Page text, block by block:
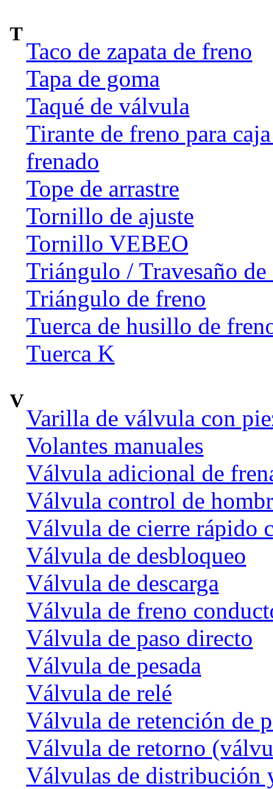
T
Taco de zapata de freno
Tapa de goma
Taqué de válvula
Tirante de freno para
frenado
Tope de arrastre
Tornillo de ajuste
Tornillo VEBEO
Triángulo / Travesaño de
Triángulo de freno
Tuerca de husillo de
Tuerca K
V
Varilla de válvula con
Volantes manuales
Válvula adicional de
Válvula control de
Válvula de cierre rápido
Válvula de desbloqueo
Válvula de descarga
Válvula de freno
Válvula de paso directo
Válvula de pesada
Válvula de relé
Válvula de retención de
Válvula de retorno
Válvulas de distribución